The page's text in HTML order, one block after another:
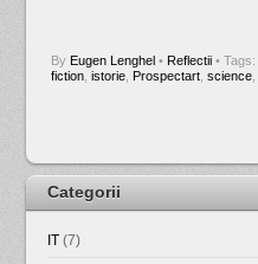
By Eugen Lenghel• Reflectii • Tags:
fiction, istorie, Prospectart, science,
Categorii
IT (7)